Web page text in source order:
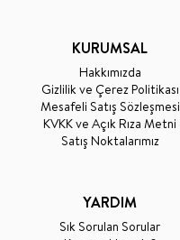
KURUMSAL
Hakkımızda
Gizlilik ve Çerez Politikası
Mesafeli Satış Sözleşmesi
KVKK ve Açık Rıza Metni
Satış Noktalarımız
YARDIM
Sık Sorulan Sorular